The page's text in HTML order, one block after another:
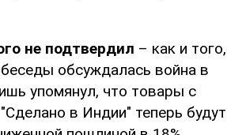
не подтвердил – как и того,
обсуждалась война в
упомянул, что товары с
в Индии" теперь будут